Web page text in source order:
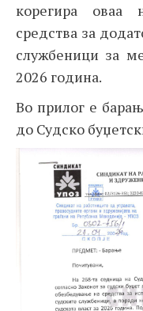
корегира оваа
средства за
службеници за
2026 година.
Во прилог е
до Судско